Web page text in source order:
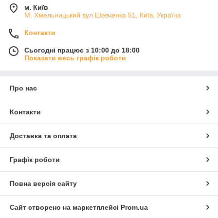
м. Київ
М. Хмельницький вул.Шевченка 51, Київ, Україна
Контакти
Сьогодні працює з 10:00 до 18:00
Показати весь графік роботи
Про нас
Контакти
Доставка та оплата
Графік роботи
Повна версія сайту
Сайт створено на маркетплейсі Prom.ua